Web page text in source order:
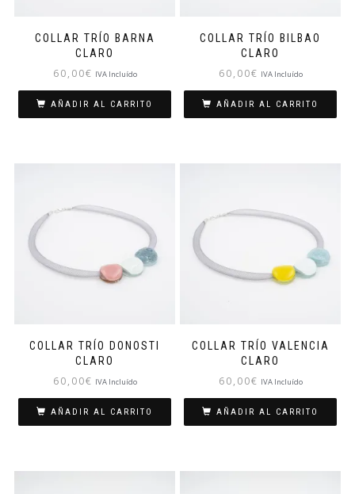
COLLAR TRÍO BARNA
CLARO
60,00€ IVA Incluído
AÑADIR AL CARRITO
COLLAR TRÍO BILBAO
CLARO
60,00€ IVA Incluído
AÑADIR AL CARRITO
COLLAR TRÍO DONOSTI
CLARO
60,00€ IVA Incluído
AÑADIR AL CARRITO
COLLAR TRÍO VALENCIA
CLARO
60,00€ IVA Incluído
AÑADIR AL CARRITO